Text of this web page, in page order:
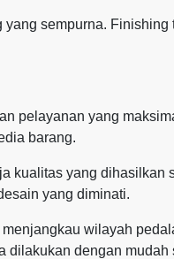
sempurna. Finishing
pelayanan yang
barang.
kualitas yang dihasilkan
yang diminati.
wilayah
dilakukan dengan mudah